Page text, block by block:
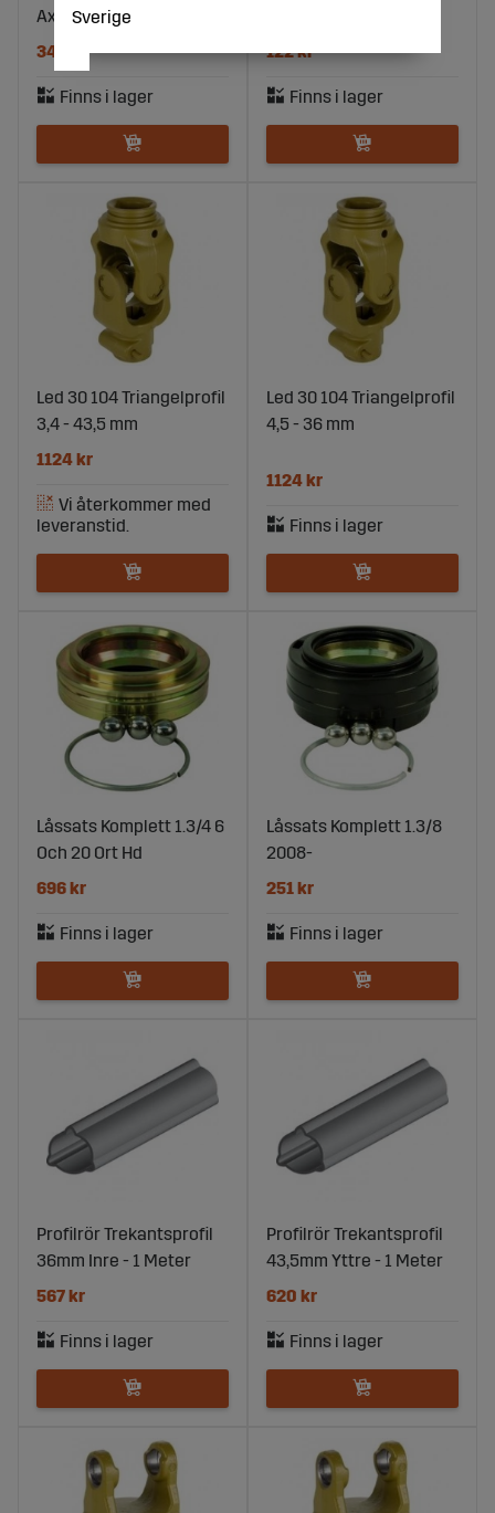
Axel 1.3/8"-6/21Z
342 kr
122 kr
Led 30 104 Triangelprofil
3,4 - 43,5 mm
1124 kr
Led 30 104 Triangelprofil
4,5 - 36 mm
1124 kr
Låssats Komplett 1.3/4 6
Och 20 Ort Hd
696 kr
Låssats Komplett 1.3/8
2008-
251 kr
Profilrör Trekantsprofil
36mm Inre - 1 Meter
567 kr
Profilrör Trekantsprofil
43,5mm Yttre - 1 Meter
620 kr
Sverige